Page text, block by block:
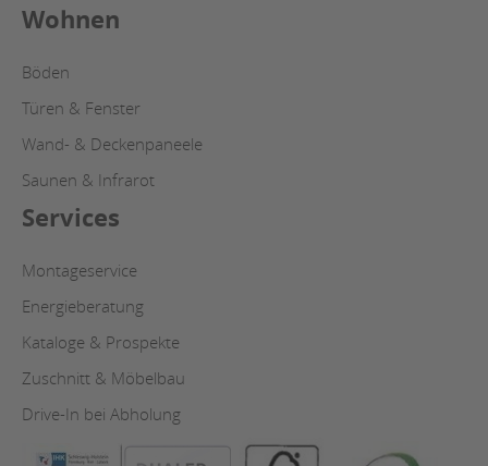
Wohnen
Böden
Türen & Fenster
Wand- & Deckenpaneele
Saunen & Infrarot
Services
Montageservice
Energieberatung
Kataloge & Prospekte
Zuschnitt & Möbelbau
Drive-In bei Abholung